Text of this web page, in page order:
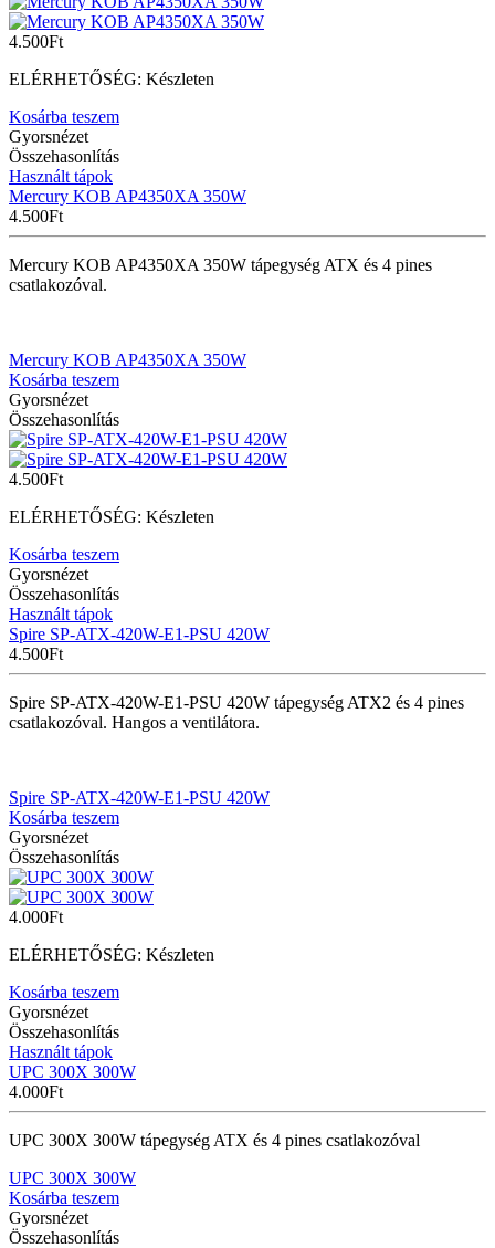
4.500Ft
ELÉRHETŐSÉG: Készleten
Kosárba teszem
Gyorsnézet
Összehasonlítás
Használt tápok
Mercury KOB AP4350XA 350W
4.500Ft
Mercury KOB AP4350XA 350W tápegység ATX és 4 pines
csatlakozóval.
Mercury KOB AP4350XA 350W
Kosárba teszem
Gyorsnézet
Összehasonlítás
4.500Ft
ELÉRHETŐSÉG: Készleten
Kosárba teszem
Gyorsnézet
Összehasonlítás
Használt tápok
Spire SP-ATX-420W-E1-PSU 420W
4.500Ft
Spire SP-ATX-420W-E1-PSU 420W tápegység ATX2 és 4 pines
csatlakozóval. Hangos a ventilátora.
Spire SP-ATX-420W-E1-PSU 420W
Kosárba teszem
Gyorsnézet
Összehasonlítás
4.000Ft
ELÉRHETŐSÉG: Készleten
Kosárba teszem
Gyorsnézet
Összehasonlítás
Használt tápok
UPC 300X 300W
4.000Ft
UPC 300X 300W tápegység ATX és 4 pines csatlakozóval
UPC 300X 300W
Kosárba teszem
Gyorsnézet
Összehasonlítás